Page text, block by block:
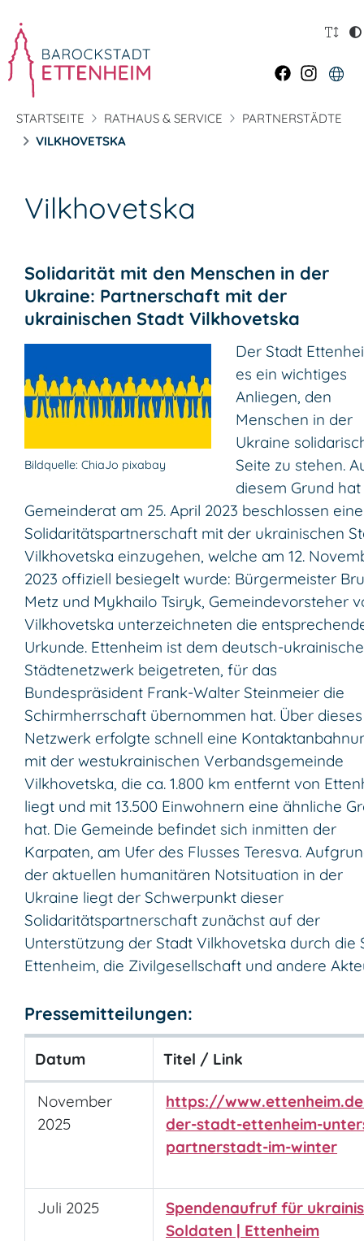
STARTSEITE RATHAUS & SERVICE
PARTNERSTÄDTE
VILKHOVETSKA
Vilkhovetska
Solidarität mit den Menschen in der
Ukraine: Partnerschaft mit der
ukrainischen Stadt Vilkhovetska
Bildquelle: ChiaJo pixabay
Der Stadt
es ein wichtiges
Anliegen, den
Menschen in der
Ukraine
Seite zu stehen.
diesem Grund
Gemeinderat am 25. April 2023 beschlossen eine
Solidaritätspartnerschaft mit der ukrainischen
Vilkhovetska einzugehen, welche am 12.
2023 offiziell besiegelt wurde: Bürgermeister
Metz und Mykhailo Tsiryk, Gemeindevorsteher
Vilkhovetska unterzeichneten die
Urkunde. Ettenheim ist dem deutsch-
Städtenetzwerk beigetreten, für das
Bundespräsident Frank-Walter Steinmeier die
Schirmherrschaft übernommen hat. Über dieses
Netzwerk erfolgte schnell eine
mit der westukrainischen Verbandsgemeinde
Vilkhovetska, die ca. 1.800 km entfernt von
liegt und mit 13.500 Einwohnern eine ähnliche
hat. Die Gemeinde befindet sich inmitten der
Karpaten, am Ufer des Flusses Teresva.
der aktuellen humanitären Notsituation in der
Ukraine liegt der Schwerpunkt dieser
Solidaritätspartnerschaft zunächst auf der
Unterstützung der Stadt Vilkhovetska durch die
Ettenheim, die Zivilgesellschaft und andere
Pressemitteilungen:
Datum Titel / Link
November
2025
https://
der-stadt-ettenheim-
partnerstadt-im-winter
Juli 2025
Spendenaufruf für
Soldaten | Ettenheim